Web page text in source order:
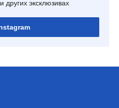
других эксклюзивах